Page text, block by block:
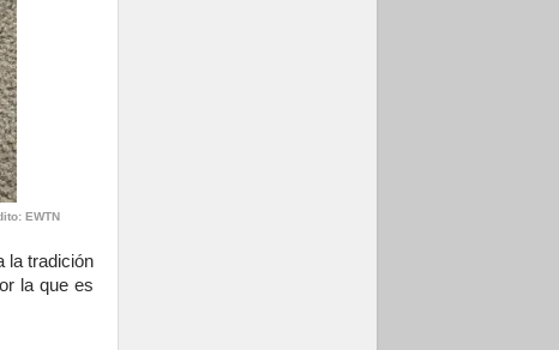
EWTN
la tradición
la que es